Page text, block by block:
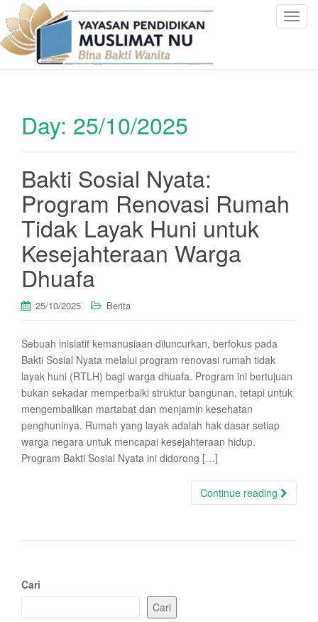
T
Day: 25/10/2025
Bakti Sosial Nyata:
Program Renovasi Rumah
Tidak Layak Huni untuk
Kesejahteraan Warga
Dhuafa
25/10/2025 Berita
Sebuah inisiatif kemanusiaan diluncurkan, berfokus pada
Bakti Sosial Nyata melalui program renovasi rumah tidak
layak huni (RTLH) bagi warga dhuafa. Program ini bertujuan
bukan sekadar memperbaiki struktur bangunan, tetapi untuk
mengembalikan martabat dan menjamin kesehatan
penghuninya. Rumah yang layak adalah hak dasar setiap
warga negara untuk mencapai kesejahteraan hidup.
Program Bakti Sosial Nyata ini didorong […]
Continue reading
Cari
Cari